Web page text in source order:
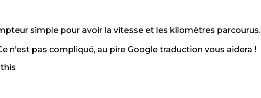
simple pour avoir la vitesse et les kilomètres parcourus.
n’est pas compliqué, au pire Google traduction vous aidera !